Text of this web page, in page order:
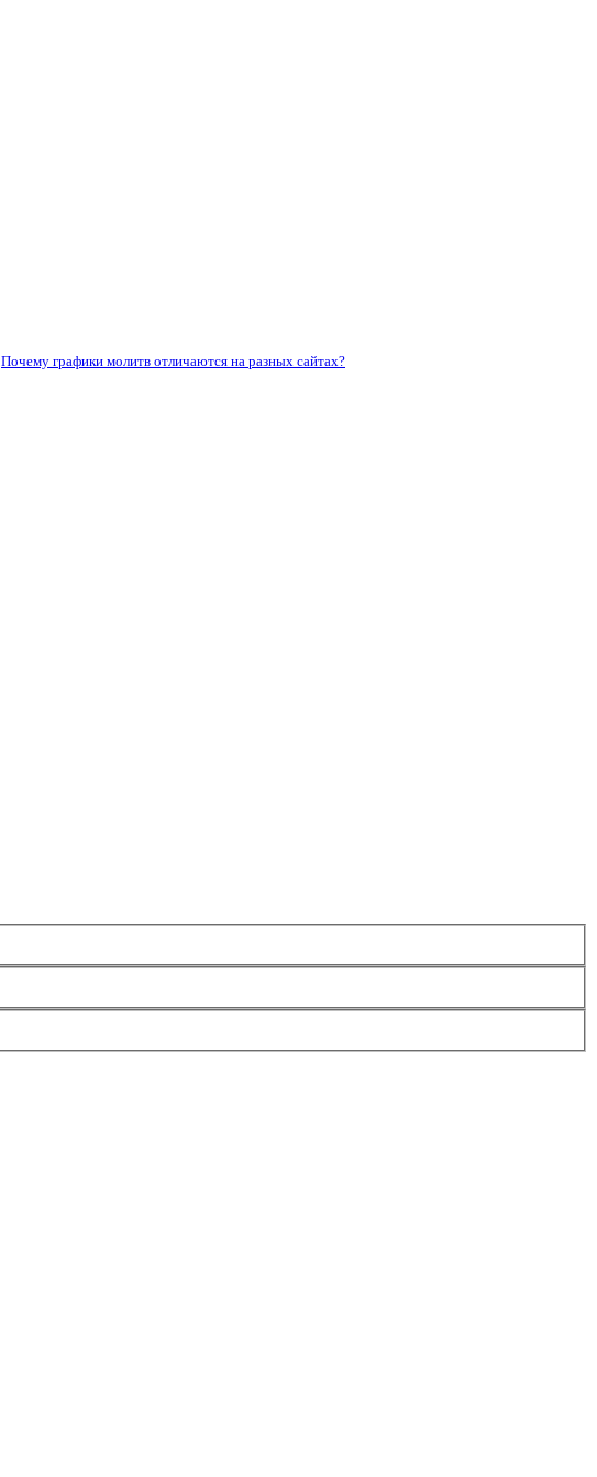
Почему графики молитв отличаются на разных сайтах?